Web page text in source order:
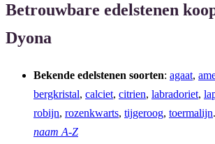
Betrouwbare edelstenen
Dyona
Bekende edelstenen soorten: agaat,
bergkristal, calciet, citrien, labradoriet,
robijn, rozenkwarts, tijgeroog, toermalijn.
naam A-Z